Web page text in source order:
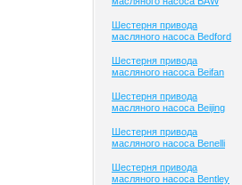
Шестерня привода
масляного насоса Bedford
Шестерня привода
масляного насоса Beifan
Шестерня привода
масляного насоса Beijing
Шестерня привода
масляного насоса Benelli
Шестерня привода
масляного насоса Bentley